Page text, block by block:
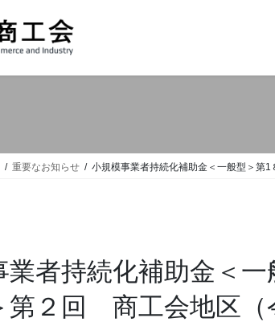
重要なお知らせ 小規模事業者持続化補助金＜一般型＞第
業者持続化補助金＜一
第２回 商工会地区（